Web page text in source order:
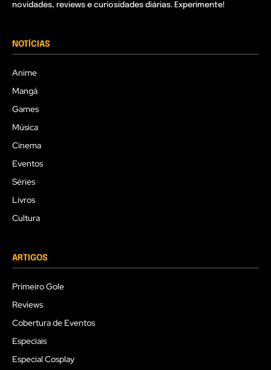
novidades, reviews e curiosidades diárias. Experimente!
NOTÍCIAS
Anime
Mangá
Games
Música
Cinema
Eventos
Séries
Livros
Cultura
ARTIGOS
Primeiro Gole
Reviews
Cobertura de Eventos
Especiais
Especial Cosplay